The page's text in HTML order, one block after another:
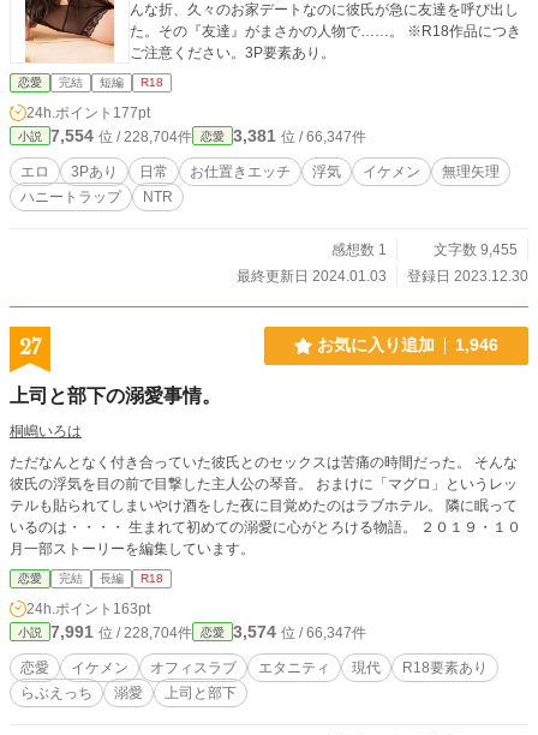
んな折、久々のお家デートなのに彼氏が急に友達を呼び出し
た。その『友達』がまさかの人物で……。 ※R18作品につき
ご注意ください。3P要素あり。
恋愛 完結 短編 R18
24h.ポイント 177pt
小説 7,554 位 / 228,704件 恋愛 3,381 位 / 66,347件
エロ 3Pあり 日常 お仕置きエッチ 浮気 イケメン
無理矢理
ハニートラップ
NTR
感想数 1
文字数 9,455
最終更新日 2024.01.03
登録日 2023.12.30
27 お気に入り追加 1,946
上司と部下の溺愛事情。
桐嶋いろは
ただなんとなく付き合っていた彼氏とのセックスは苦痛の時間だった。 そんな
彼氏の浮気を目の前で目撃した主人公の琴音。 おまけに「マグロ」というレッ
テルも貼られてしまいやけ酒をした夜に目覚めたのはラブホテル。 隣に眠って
いるのは・・・・ 生まれて初めての溺愛に心がとろける物語。 ２０１９・１０
月一部ストーリーを編集しています。
恋愛 完結 長編 R18
24h.ポイント 163pt
小説 7,991 位 / 228,704件 恋愛 3,574 位 / 66,347件
恋愛 イケメン オフィスラブ エタニティ 現代
R18要素あり
らぶえっち
溺愛 上司と部下